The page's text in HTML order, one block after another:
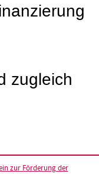
zugleich
zur Förderung der